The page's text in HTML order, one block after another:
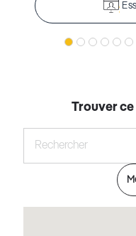
Trouver